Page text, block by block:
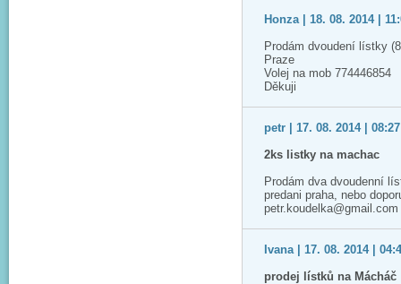
Honza | 18. 08. 2014 |
Prodám dvoudení lístky
Praze
Volej na mob 774446854
Děkuji
petr | 17. 08. 2014 |
2ks listky na machac
Prodám dva dvoudenní
predani praha, nebo
petr.koudelka@gmail.com
Ivana | 17. 08. 2014 |
prodej lístků na Mácháč